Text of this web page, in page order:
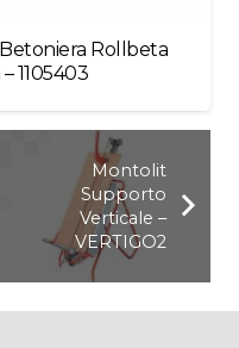
Rollbeta
1105403
Montolit
Supporto
Verticale –
VERTIGO2